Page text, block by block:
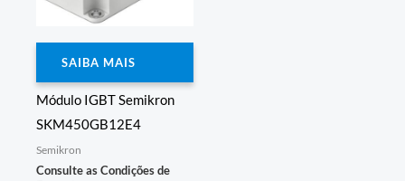
SAIBA MAIS
Módulo IGBT Semikron
SKM450GB12E4
Semikron
Consulte as Condições de